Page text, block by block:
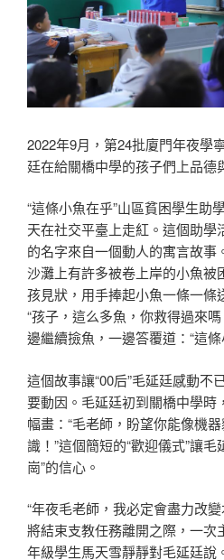
2022年9月，第24批廈門年夜學
廷在給關橋中學的孩子們上品德
“這條小魚在乎”山區貧困學生助
天在社交平臺上走紅。這個助學
的名字來自一個動人的寓言故事
沙灘上有許多被卷上岸的小魚被
孩見狀，用手捧起小魚一條一條
“孩子，這么多魚，你救得過來
邊繼續撿魚，一邊答覆道：“這
這個故事讓“00后”毛延廷感動不
要動因。毛延廷初到關橋中學時
幅畫：“毛老師，盼望你能像機
識！”這個簡短的“歡迎儀式”讓
崗”的信心。
“年夜毛老師，我必定會盡力改
將結束支教任務離開之際，一次
年級學生馬天雪靜靜對毛延廷說